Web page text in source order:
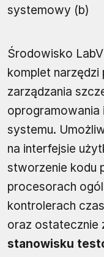
systemowy (b)
Środowisko
komplet narzędzi
zarządzania
oprogramowania
systemu.
na interfejsie
stworzenie kodu
procesorach
kontrolerach
oraz ostatecznie
stanowisku